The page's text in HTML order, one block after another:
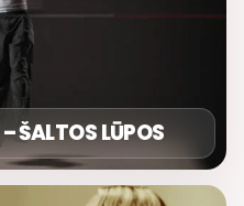
ŠALTOS LŪPOS